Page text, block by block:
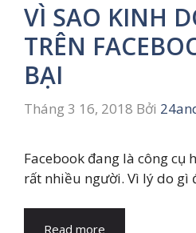
VÌ SAO KINH
TRÊN
BẠI
Tháng 3 16, 2018 Bởi
Facebook đang là công cụ
rất nhiều người. Vì lý do
Read more